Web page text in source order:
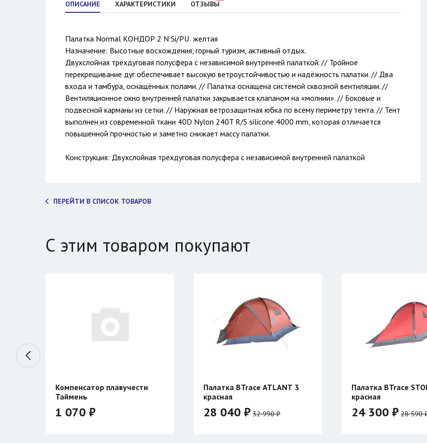
ОПИСАНИЕ ХАРАКТЕРИСТИКИ ОТЗЫВЫ
Палатка Normal КОНДОР 2 N Si/PU желтая
Назначение: Высотные восхождения, горный туризм, активный отдых.
Двухслойная трёхдуговая полусфера с независимой внутренней палаткой. // Тройное
перекрещивание дуг обеспечивает высокую ветроустойчивостью и надёжность палатки. // Два
входа и тамбура, оснащённых полами. // Палатка оснащена системой сквозной вентиляции. //
Вентиляционное окно внутренней палатки закрывается клапаном на «молнии». // Боковые и
подвесной карманы из сетки. // Наружная ветрозащитная юбка по всему периметру тента. // Тент
выполнен из современной ткани 40D Nylon 240T R/S silicone 4000 mm, которая отличается
повышенной прочностью и заметно снижает массу палатки.
Конструкция: Двухслойная трёхдуговая полусфера с независимой внутренней палаткой
ПЕРЕЙТИ В СПИСОК ТОВАРОВ
С этим товаром покупают
Компенсатор плавучести
Таймень
1 070 ₽
Палатка BTrace ATLANT 3
красная
28 040 ₽ 32 990 ₽
Палатка BTrace
красная
24 300 ₽ 28 590